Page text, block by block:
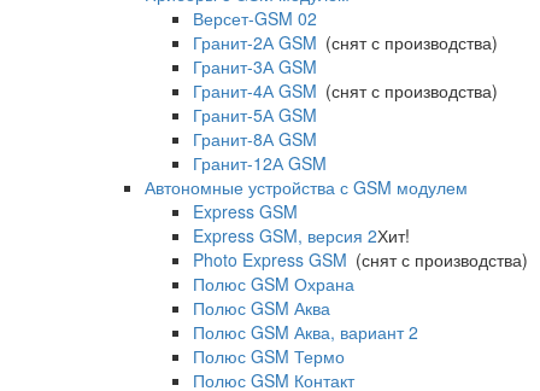
Версет-GSM 02
Гранит-2А GSM (снят с производства)
Гранит-3А GSM
Гранит-4А GSM (снят с производства)
Гранит-5А GSM
Гранит-8А GSM
Гранит-12А GSM
Автономные устройства с GSM модулем
Express GSM
Express GSM, версия 2Хит!
Photo Express GSM (снят с производства)
Полюс GSM Охрана
Полюс GSM Аква
Полюс GSM Аква, вариант 2
Полюс GSM Термо
Полюс GSM Контакт